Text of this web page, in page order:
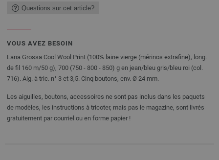
Questions sur cet article?
VOUS AVEZ BESOIN
Lana Grossa Cool Wool Print (100% laine vierge (mérinos extrafine), long.
de fil 160 m/50 g), 700 (750 - 800 - 850) g en jean/bleu gris/bleu roi (col.
716). Aig. à tric. n° 3 et 3,5. Cinq boutons, env. Ø 24 mm.
Les aiguilles, boutons, accessoires ne sont pas inclus dans les paquets
de modèles, les instructions à tricoter, mais pas le magazine, sont livrés
gratuitement par courriel ou en forme papier !